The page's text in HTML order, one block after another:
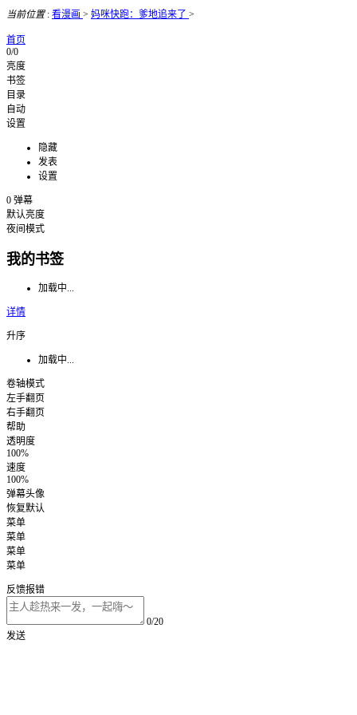
当前位置: 看漫画 > 妈咪快跑：爹地追来了 >
首页
0/0
亮度
书签
目录
自动
设置
隐藏
发表
设置
0 弹幕
默认亮度
夜间模式
我的书签
加载中...
详情
升序
加载中...
卷轴模式
左手翻页
右手翻页
帮助
透明度
100%
速度
100%
弹幕头像
恢复默认
菜单
菜单
菜单
菜单
反馈报错
0/20
发送